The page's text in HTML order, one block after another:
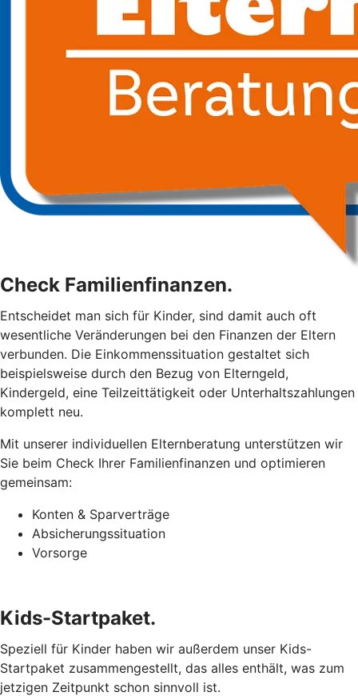
Check Familienfinanzen.
Entscheidet man sich für Kinder, sind damit auch oft
wesentliche Veränderungen bei den Finanzen der Eltern
verbunden. Die Einkommenssituation gestaltet sich
beispielsweise durch den Bezug von Elterngeld,
Kindergeld, eine Teilzeittätigkeit oder Unterhaltszahlungen
komplett neu.
Mit unserer individuellen Elternberatung unterstützen wir
Sie beim Check Ihrer Familienfinanzen und optimieren
gemeinsam:
Konten & Sparverträge
Absicherungssituation
Vorsorge
Kids-Startpaket.
Speziell für Kinder haben wir außerdem unser Kids-
Startpaket zusammengestellt, das alles enthält, was zum
jetzigen Zeitpunkt schon sinnvoll ist.